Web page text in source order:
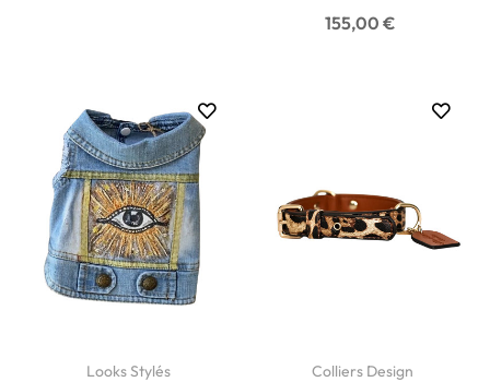
en Corse - Marina...
155,00 €
Looks Stylés Colliers Design